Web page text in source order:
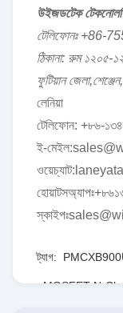
উইজডটেক
টেলিফোনঃ +86-
ঠিকানা: রুম ১২০৫-
ফুটিয়ান
লেনিয়া
টেলিফোন: +৮৬-
ই-
ট্যাগ:
MOSFET N-Ch